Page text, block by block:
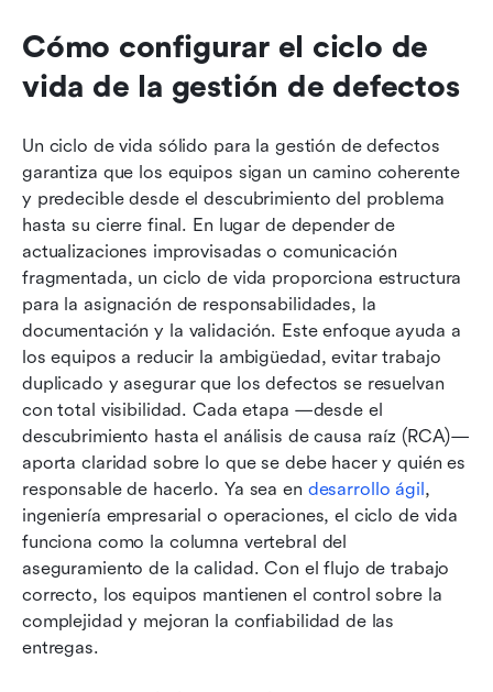
Cómo configurar el ciclo de
vida de la gestión de defectos
Un ciclo de vida sólido para la gestión de defectos
garantiza que los equipos sigan un camino coherente
y predecible desde el descubrimiento del problema
hasta su cierre final. En lugar de depender de
actualizaciones improvisadas o comunicación
fragmentada, un ciclo de vida proporciona estructura
para la asignación de responsabilidades, la
documentación y la validación. Este enfoque ayuda a
los equipos a reducir la ambigüedad, evitar trabajo
duplicado y asegurar que los defectos se resuelvan
con total visibilidad. Cada etapa —desde el
descubrimiento hasta el análisis de causa raíz (RCA)—
aporta claridad sobre lo que se debe hacer y quién es
responsable de hacerlo. Ya sea en desarrollo ágil,
ingeniería empresarial o operaciones, el ciclo de vida
funciona como la columna vertebral del
aseguramiento de la calidad. Con el flujo de trabajo
correcto, los equipos mantienen el control sobre la
complejidad y mejoran la confiabilidad de las
entregas.